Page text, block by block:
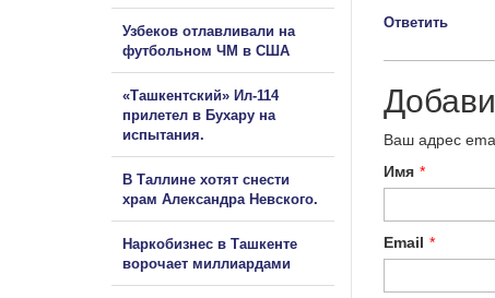
Ответить
Ваш адрес
Имя *
Email *
Узбеков отлавливали на
футбольном ЧМ в США
«Ташкентский» Ил-114
прилетел в Бухару на
испытания.
В Таллине хотят снести
храм Александра Невского.
Наркобизнес в Ташкенте
ворочает миллиардами